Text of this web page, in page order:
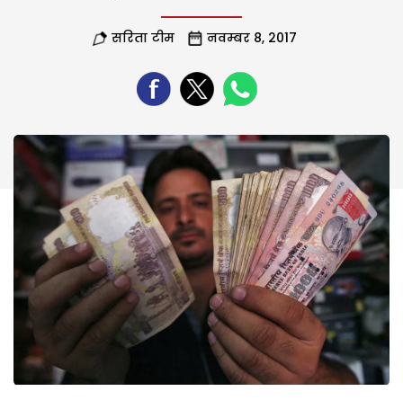
सरिता टीम नवम्बर 8, 2017